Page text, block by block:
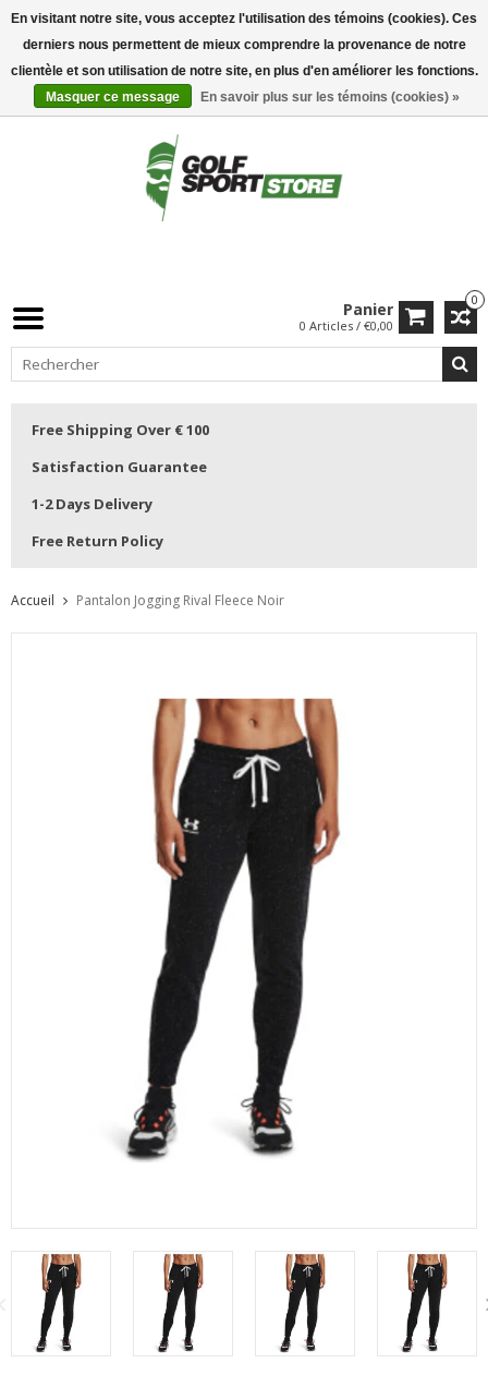
0
Panier
0 Articles / €0,00
Free Shipping Over € 100
Satisfaction Guarantee
1-2 Days Delivery
Free Return Policy
Accueil Pantalon Jogging Rival Fleece Noir
En visitant notre site, vous acceptez l'utilisation des témoins (cookies). Ces
derniers nous permettent de mieux comprendre la provenance de notre
clientèle et son utilisation de notre site, en plus d'en améliorer les fonctions.
Masquer ce message
En savoir plus sur les témoins (cookies) »